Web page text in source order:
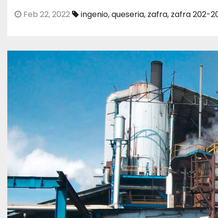
Feb 22, 2022 ingenio,queseria, zafra, zafra 202-